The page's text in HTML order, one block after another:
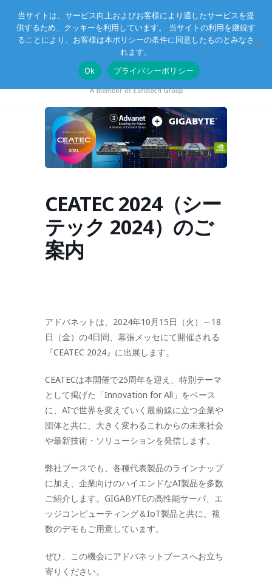
Eurotechグループ お客様サポート お問い合わせ
CEATEC 2024（シー
テック 2024）のご
案内
アドバネットは、2024年10月15日（火）～18
日（金）の4日間、幕張メッセにて開催される
『CEATEC 2024』に出展します。
CEATECは本開催で25周年を迎え、特別テーマ
として掲げた「Innovation for All」をベース
に、AIで世界を変えていく最前線に立つ企業や
団体と共に、大きく変わるこれからの未来社会
や最新技術・ソリューションを発信します。
弊社ブースでも、各種代表製品のラインナップ
に加え、企業向けのハイエンドなAI製品を多数
ご紹介します。GIGABYTEの高性能サーバ、エ
ッジコンピューティング＆IoT製品と共に、複
数のデモもご用意しています。
ぜひ、この機会にアドバネットブースへお立ち
寄りください。
当サイトは、サービス向上およびお客様により適したサービスを提
供するため、クッキーを利用しています。 当サイトの利用を継続す
ることにより、お客様は本ポリシーの条件に同意したものとみなさ
れます。
Ok
プライバシーポリシー